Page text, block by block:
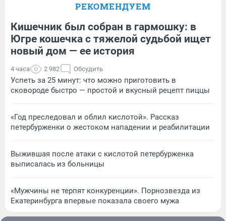
РЕКОМЕНДУЕМ
Кишечник был собран в гармошку: в
Югре кошечка с тяжелой судьбой ищет
новый дом — ее история
4 часа 2 982 Обсудить
Успеть за 25 минут: что можно приготовить в
сковороде быстро — простой и вкусный рецепт пиццы
«Год преследовал и облил кислотой». Рассказ
петербурженки о жестоком нападении и реабилитации
Выжившая после атаки с кислотой петербурженка
выписалась из больницы
«Мужчины не терпят конкуренции». Порнозвезда из
Екатеринбурга впервые показала своего мужа